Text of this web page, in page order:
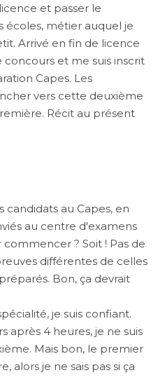
et passer le
écoles, métier auquel je
Arrivé en fin de licence
et me suis inscrit
Capes. Les
vers cette deuxième
Récit au présent
candidats au Capes, en
au centre d'examens
? Soit ! Pas de
différentes de celles
Bon, ça devrait
je suis confiant.
après 4 heures, je ne suis
Mais bon, le premier
alors je ne sais pas si ça